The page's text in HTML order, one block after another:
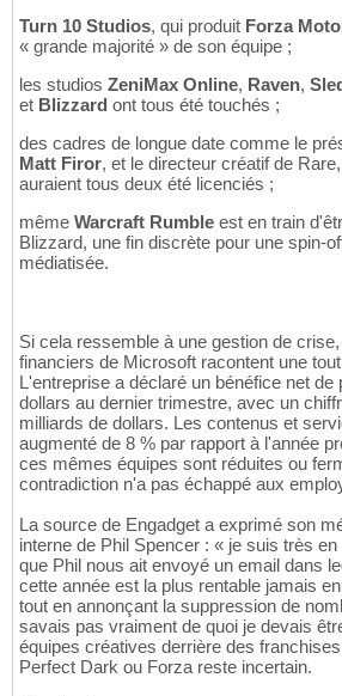
Turn 10 Studios, qui produit Forza
« grande majorité » de son équipe ;
les studios ZeniMax Online, Raven,
et Blizzard ont tous été touchés ;
des cadres de longue date comme le
Matt Firor, et le directeur créatif de Rare,
auraient tous deux été licenciés ;
même Warcraft Rumble est en train
Blizzard, une fin discrète pour une spin-
médiatisée.
Si cela ressemble à une gestion de
financiers de Microsoft racontent une
L'entreprise a déclaré un bénéfice net de
dollars au dernier trimestre, avec un
milliards de dollars. Les contenus et
augmenté de 8 % par rapport à l'année
ces mêmes équipes sont réduites ou
contradiction n'a pas échappé aux
La source de Engadget a exprimé son
interne de Phil Spencer : « je suis très
que Phil nous ait envoyé un email dans
cette année est la plus rentable jamais
tout en annonçant la suppression de
savais pas vraiment de quoi je devais
équipes créatives derrière des
Perfect Dark ou Forza reste incertain.